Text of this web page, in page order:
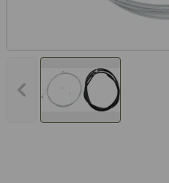
Vorheriges Bild anzeigen